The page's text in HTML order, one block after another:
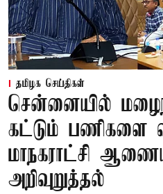
தமிழக செய்திகள்
சென்னையில்
கட்டும் பணிகளை
மாநகராட்சி
அறிவுறுத்தல்